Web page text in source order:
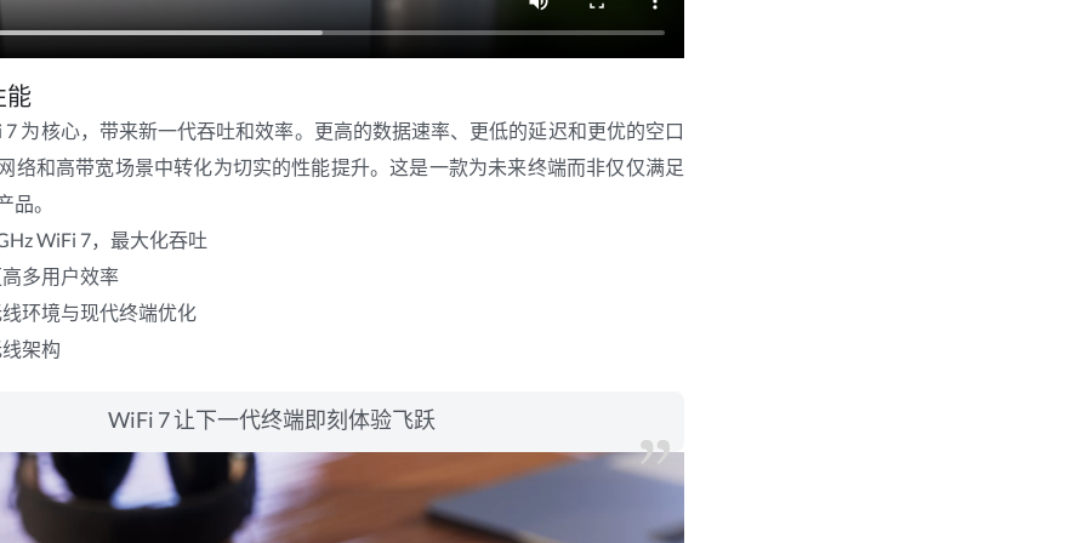
能
7 为核心，带来新一代吞吐和效率。更高的数据速率、更低的延迟和更优的空口
络和高带宽场景中转化为切实的性能提升。这是一款为未来终端而非仅仅满足
品。
WiFi 7，最大化吞吐
多用户效率
环境与现代终端优化
架构
WiFi 7 让下一代终端即刻体验飞跃